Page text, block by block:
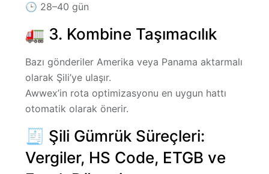
🕒 28–40 gün
🚛 3. Kombine Taşımacılık
Bazı gönderiler Amerika veya Panama aktarmalı
olarak Şili’ye ulaşır.
Awwex’in rota optimizasyonu en uygun hattı
otomatik olarak önerir.
🧾 Şili Gümrük Süreçleri:
Vergiler, HS Code, ETGB ve